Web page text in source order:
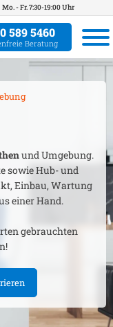
Mo. - Fr. 7:30-19:00 Uhr
589 5460
Beratung
und Umgebung.
sowie Hub- und
Einbau, Wartung
einer Hand.
gebrauchten